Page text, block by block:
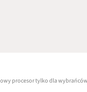
procesor tylko dla